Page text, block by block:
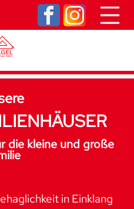
Navigation
überspringen
die kleine und große
in Einklang